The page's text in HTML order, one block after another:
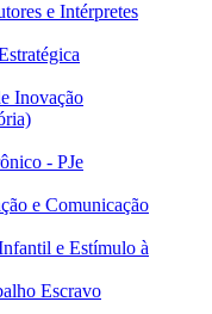
e Intérpretes
Inovação
- PJe
e Comunicação
e Estímulo à
Escravo